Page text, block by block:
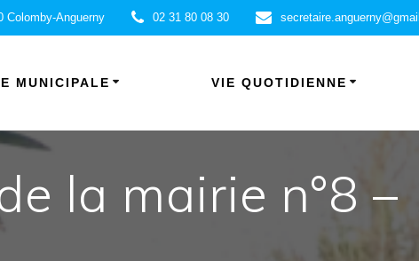
Colomby-Anguerny 02 31 80 08 30
MUNICIPALE VIE QUOTIDIENNE
la mairie n°8